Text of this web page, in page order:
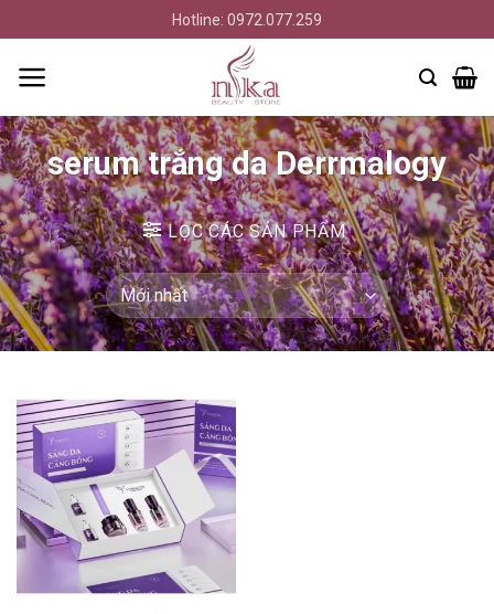
qua
nội
Hotline: 0972.077.259
serum trắng da Derrmalogy
LỌC CÁC SẢN PHẨM